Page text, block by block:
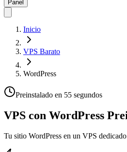
Panel
Inicio
VPS Barato
WordPress
Preinstalado en 55 segundos
VPS con WordPress
Tu sitio WordPress en un VPS